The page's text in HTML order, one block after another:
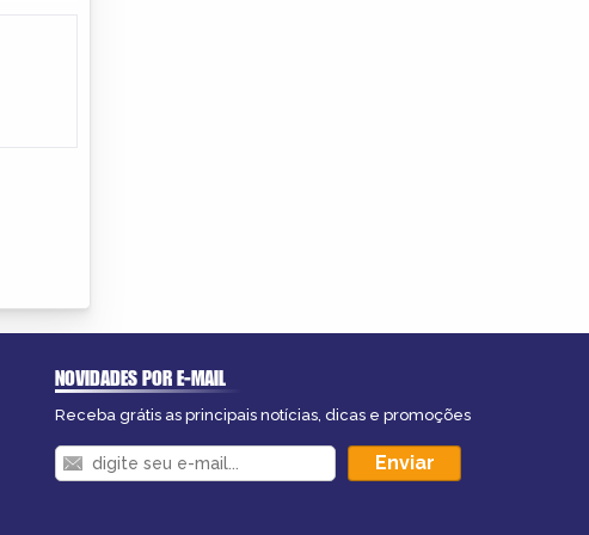
NOVIDADES POR E-MAIL
Receba grátis as principais notícias, dicas e promoções